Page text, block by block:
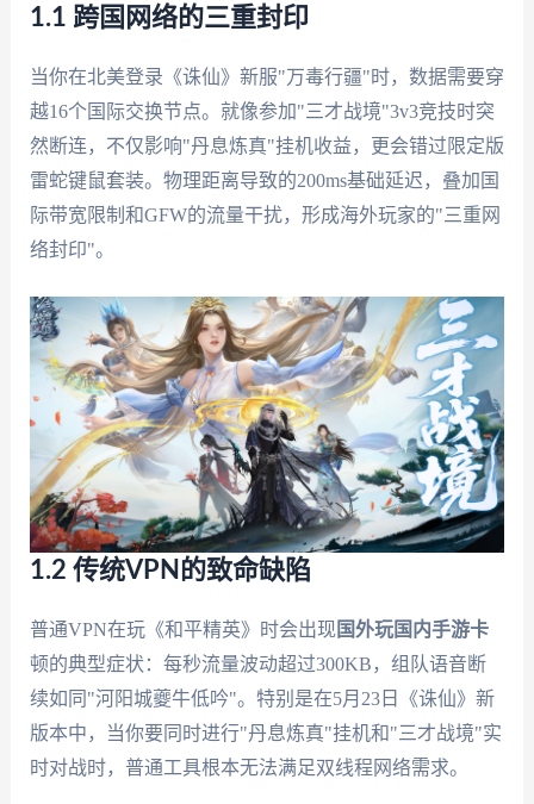
1.1 跨国网络的三重封印
当你在北美登录《诛仙》新服"万毒行疆"时，数据需要穿
越16个国际交换节点。就像参加"三才战境"3v3竞技时突
然断连，不仅影响"丹息炼真"挂机收益，更会错过限定版
雷蛇键鼠套装。物理距离导致的200ms基础延迟，叠加国
际带宽限制和GFW的流量干扰，形成海外玩家的"三重网
络封印"。
1.2 传统VPN的致命缺陷
普通VPN在玩《和平精英》时会出现国外玩国内手游卡
顿的典型症状：每秒流量波动超过300KB，组队语音断
续如同"河阳城夔牛低吟"。特别是在5月23日《诛仙》新
版本中，当你要同时进行"丹息炼真"挂机和"三才战境"实
时对战时，普通工具根本无法满足双线程网络需求。